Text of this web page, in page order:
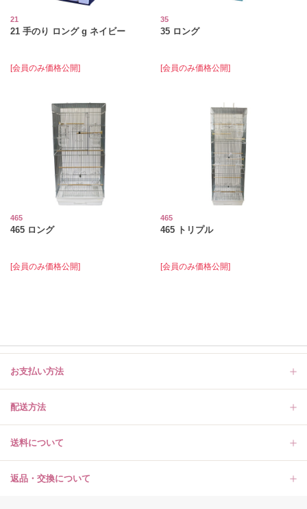
21
21 手のり ロング g ネイビー
[会員のみ価格公開]
35
35 ロング
[会員のみ価格公開]
465
465 ロング
[会員のみ価格公開]
465
465 トリプル
[会員のみ価格公開]
お支払い方法
配送方法
送料について
返品・交換について